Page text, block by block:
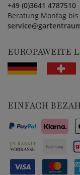
+49 (0)3641 4787510
Beratung Montag
EUROPAWEITE
EINFACH